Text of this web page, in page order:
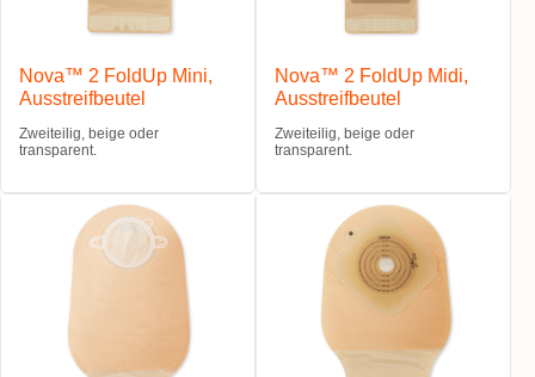
Nova™ 2 FoldUp Mini,
Ausstreifbeutel
Zweiteilig, beige oder
transparent.
Nova™ 2 FoldUp Midi,
Ausstreifbeutel
Zweiteilig, beige oder
transparent.